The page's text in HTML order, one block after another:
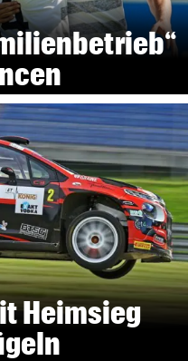
Heimsieg